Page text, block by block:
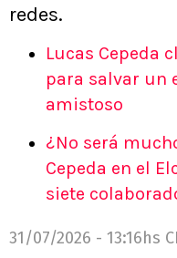
redes.
Lucas Cepeda
para salvar un
amistoso
¿No será
Cepeda en el
siete
31/07/2026 - 13:16hs